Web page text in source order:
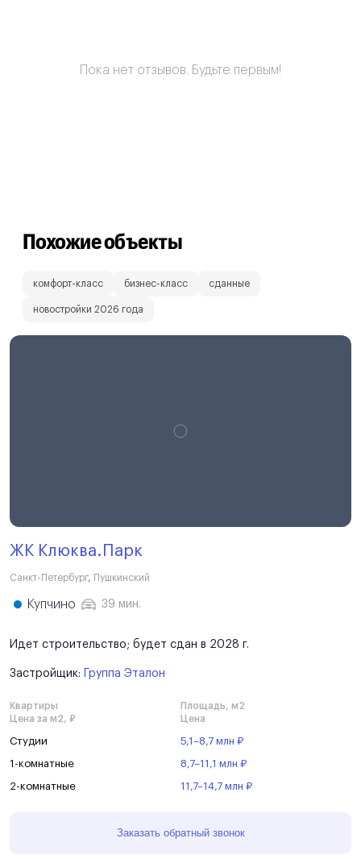
Пока нет отзывов. Будьте первым!
Похожие объекты
комфорт-класс бизнес-класс сданные
новостройки 2026 года
ЖК Клюква.Парк
Санкт-Петербург, Пушкинский
Купчино 39 мин.
Идет строительство; будет сдан в 2028 г.
Застройщик: Группа Эталон
Квартиры
Площадь, м2
Цена за м2, ₽
Цена
Студии 5,1–8,7 млн ₽
1-комнатные 8,7–11,1 млн ₽
2-комнатные 11,7–14,7 млн ₽
Заказать обратный звонок